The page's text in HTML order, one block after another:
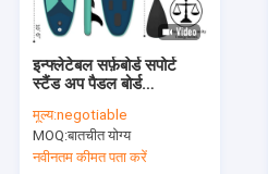
इन्फ्लेटेबल सर्फ़बोर्ड सपोर्ट
स्टैंड अप पैडल बोर्ड
मूल्य:negotiable
MOQ:बातचीत योग्य
नवीनतम कीमत पता करें